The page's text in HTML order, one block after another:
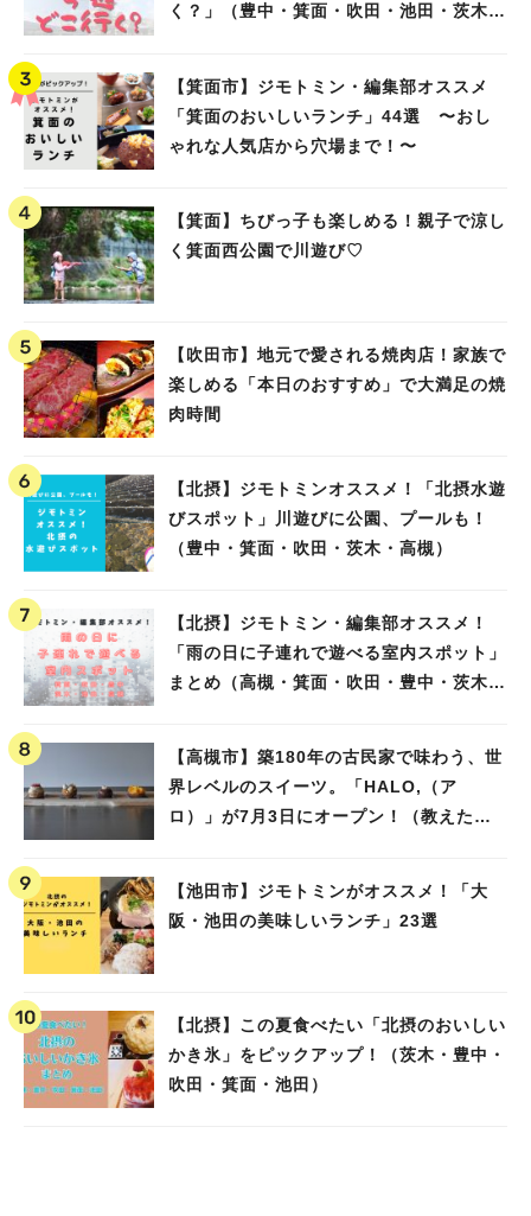
く？」（豊中・箕面・吹田・池田・茨木・
【箕面市】ジモトミン・編集部オススメ
「箕面のおいしいランチ」44選 〜おし
ゃれな人気店から穴場まで！〜
【箕面】ちびっ子も楽しめる！親子で涼し
く箕面西公園で川遊び♡
【吹田市】地元で愛される焼肉店！家族で
楽しめる「本日のおすすめ」で大満足の焼
肉時間
【北摂】ジモトミンオススメ！「北摂水遊
びスポット」川遊びに公園、プールも！
（豊中・箕面・吹田・茨木・高槻）
【北摂】ジモトミン・編集部オススメ！
「雨の日に子連れで遊べる室内スポット」
まとめ（高槻・箕面・吹田・豊中・茨木・
【高槻市】築180年の古民家で味わう、世
界レベルのスイーツ。「HALO,（ア
ロ）」が7月3日にオープン！（教えたい/
【池田市】ジモトミンがオススメ！「大
阪・池田の美味しいランチ」23選
【北摂】この夏食べたい「北摂のおいしい
かき氷」をピックアップ！（茨木・豊中・
吹田・箕面・池田）